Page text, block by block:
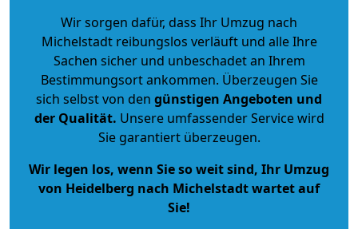
Wir sorgen dafür, dass Ihr Umzug nach
Michelstadt reibungslos verläuft und alle Ihre
Sachen sicher und unbeschadet an Ihrem
Bestimmungsort ankommen. Überzeugen Sie
sich selbst von den günstigen Angeboten und
der Qualität. Unsere umfassender Service wird
Sie garantiert überzeugen.
Wir legen los, wenn Sie so weit sind, Ihr Umzug
von Heidelberg nach Michelstadt wartet auf
Sie!